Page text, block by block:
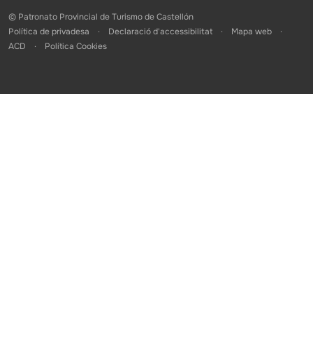
© Patronato Provincial de Turismo de Castellón
Política de privadesa
Declaració d'accessibilitat
Mapa web
ACD
Política Cookies